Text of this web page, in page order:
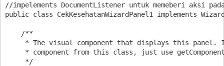
//impelements DocumentListener untuk memeberi aksi
public class CekKesehatanWizardPanel1 implements
    /**
* The visual component that displays this panel.
* component from this class, just use
     */